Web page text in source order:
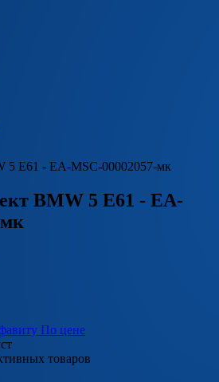
E61 - EA-MSC-00002057-мк
BMW 5 E61 - EA-
По цене
товаров